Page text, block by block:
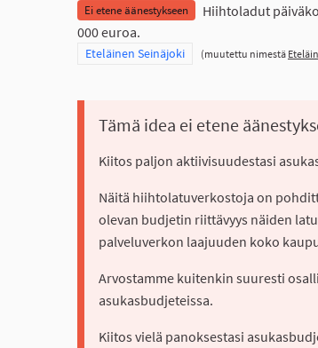
Ei etene äänestykseen
Hiihtoladut
000 euroa.
Rajaa tulokset teeman mukaan: Eteläinen
Eteläinen Seinäjoki (muutettu nimestä
Tämä idea ei etene
Kiitos paljon aktiivisuudestasi
Näitä hiihtolatuverkostoja on
olevan budjetin riittävyys näiden
palveluverkon laajuuden koko
Arvostamme kuitenkin suuresti
asukasbudjeteissa.
Kiitos vielä panoksestasi